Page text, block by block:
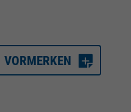
VORMERKEN